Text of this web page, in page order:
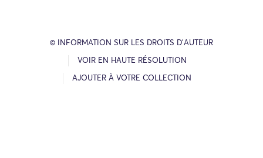
© INFORMATION SUR LES DROITS D’AUTEUR
VOIR EN HAUTE RÉSOLUTION
AJOUTER À VOTRE COLLECTION